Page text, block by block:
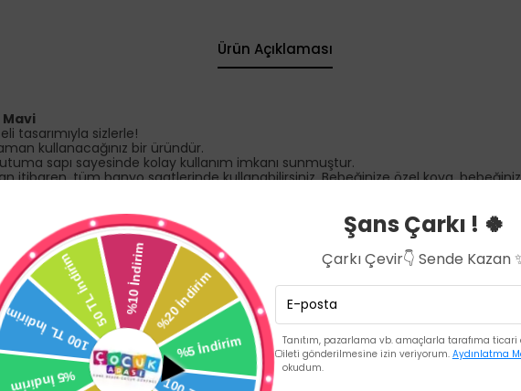
Ürün Açıklaması
Mavi
tasarımıyla sizlerle!
kullanacağınız bir üründür.
sapı sayesinde kolay kullanım imkanı sunmuştur.
itibaren, tüm banyo saatlerinde kullanabilirsiniz. Bebeğinize özel kova, bebeğinizi
Şans Çarkı ! 🍀
Çarkı Çevir👇 Sende Kazan
Tanıtım, pazarlama vb. amaçlarla tarafıma ticari
ileti gönderilmesine izin veriyorum. Aydınlatma
okudum.